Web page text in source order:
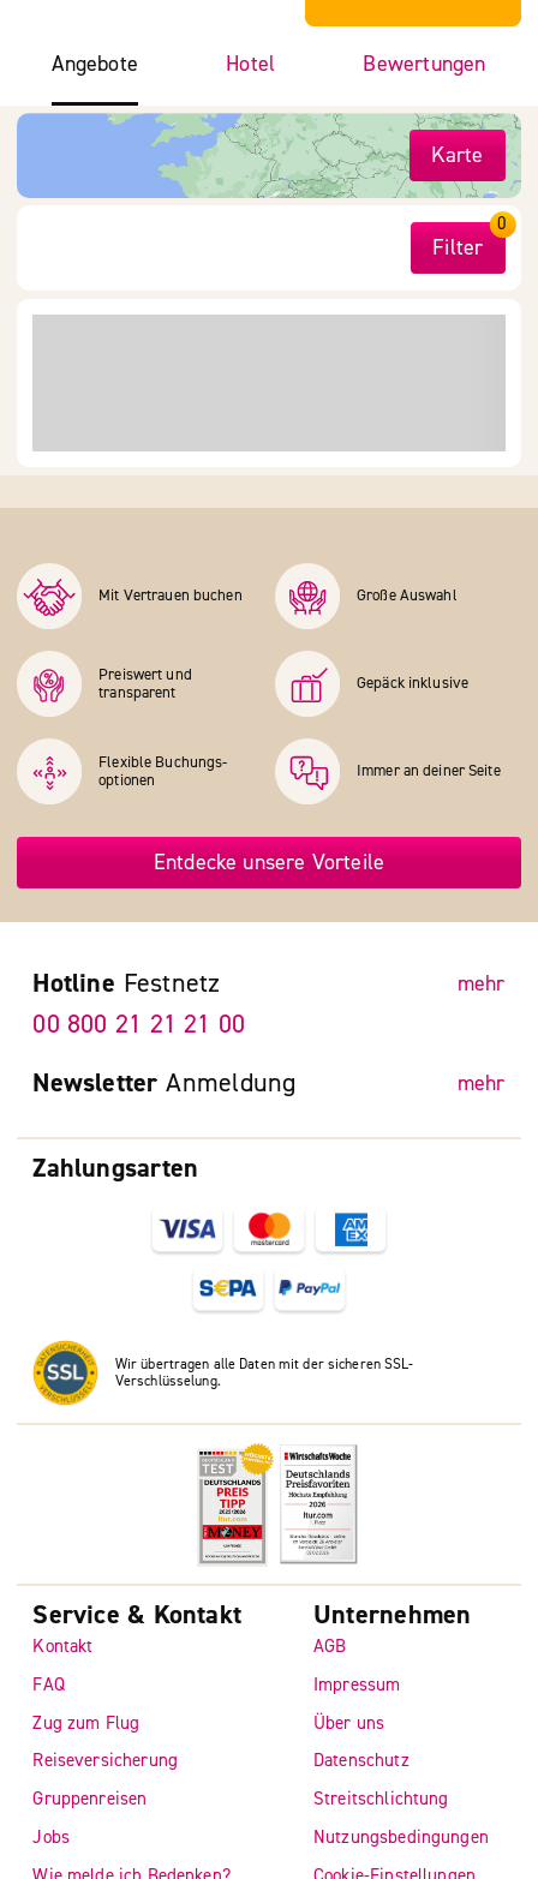
Angebote Hotel Bewertungen
Karte
Filter
0
Mit Vertrauen buchen Große Auswahl
Preiswert und
transparent
Gepäck inklusive
Flexible Buchungs­
optionen
Immer an deiner Seite
Entdecke unsere Vorteile
Zahlungsarten
Wir übertragen alle Daten mit der sicheren SSL-
Verschlüsselung.
Hotline Festnetz mehr
00 800 21 21 21 00
Newsletter Anmeldung mehr
Service & Kontakt
Kontakt
FAQ
Zug zum Flug
Reiseversicherung
Gruppenreisen
Jobs
Unternehmen
AGB
Impressum
Über uns
Datenschutz
Streitschlichtung
Nutzungsbedingungen